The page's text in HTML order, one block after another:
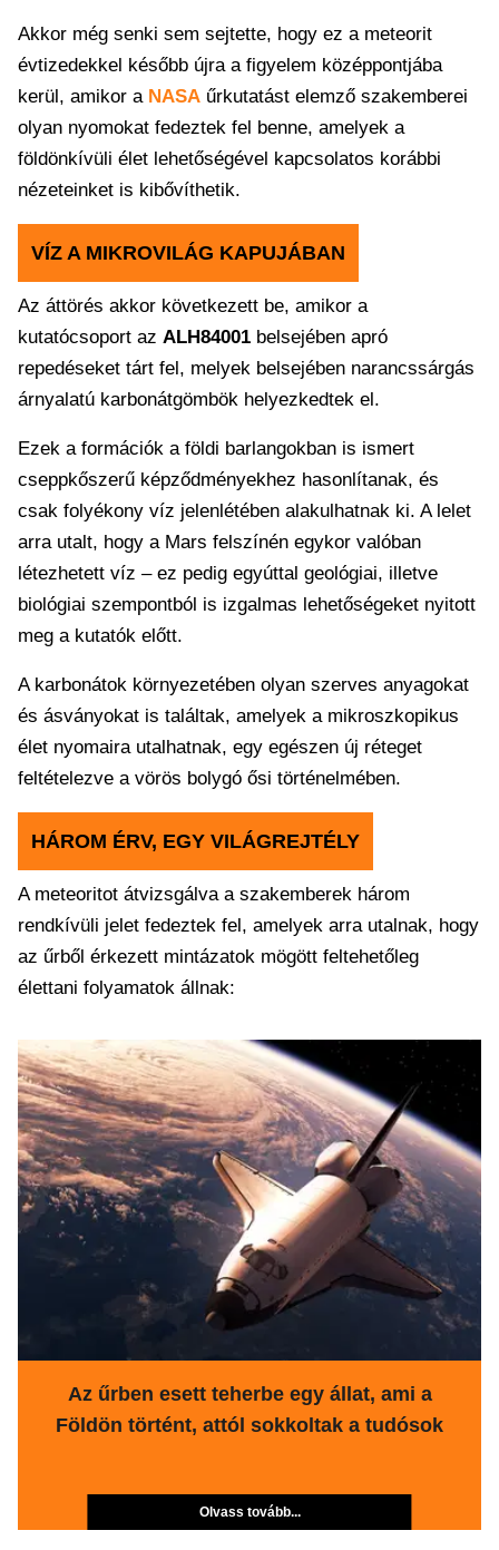
Akkor még senki sem sejtette, hogy ez a meteorit
évtizedekkel később újra a figyelem középpontjába
kerül, amikor a NASA űrkutatást elemző szakemberei
olyan nyomokat fedeztek fel benne, amelyek a
földönkívüli élet lehetőségével kapcsolatos korábbi
nézeteinket is kibővíthetik.
VÍZ A MIKROVILÁG KAPUJÁBAN
Az áttörés akkor következett be, amikor a
kutatócsoport az ALH84001 belsejében apró
repedéseket tárt fel, melyek belsejében narancssárgás
árnyalatú karbonátgömbök helyezkedtek el.
Ezek a formációk a földi barlangokban is ismert
cseppkőszerű képződményekhez hasonlítanak, és
csak folyékony víz jelenlétében alakulhatnak ki. A lelet
arra utalt, hogy a Mars felszínén egykor valóban
létezhetett víz – ez pedig egyúttal geológiai, illetve
biológiai szempontból is izgalmas lehetőségeket nyitott
meg a kutatók előtt.
A karbonátok környezetében olyan szerves anyagokat
és ásványokat is találtak, amelyek a mikroszkopikus
élet nyomaira utalhatnak, egy egészen új réteget
feltételezve a vörös bolygó ősi történelmében.
HÁROM ÉRV, EGY VILÁGREJTÉLY
A meteoritot átvizsgálva a szakemberek három
rendkívüli jelet fedeztek fel, amelyek arra utalnak, hogy
az űrből érkezett mintázatok mögött feltehetőleg
élettani folyamatok állnak:
Az űrben esett teherbe egy állat, ami a
Földön történt, attól sokkoltak a tudósok
Olvass tovább...